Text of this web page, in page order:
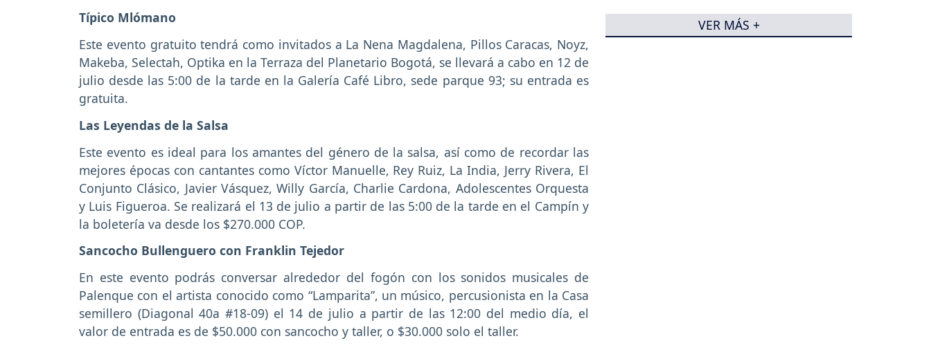
Típico Mlómano
Este evento gratuito tendrá como invitados a La Nena Magdalena, Pillos Caracas, Noyz,
Makeba, Selectah, Optika en la Terraza del Planetario Bogotá, se llevará a cabo en 12 de
julio desde las 5:00 de la tarde en la Galería Café Libro, sede parque 93; su entrada es
gratuita.
Las Leyendas de la Salsa
Este evento es ideal para los amantes del género de la salsa, así como de recordar las
mejores épocas con cantantes como Víctor Manuelle, Rey Ruiz, La India, Jerry Rivera, El
Conjunto Clásico, Javier Vásquez, Willy García, Charlie Cardona, Adolescentes Orquesta
y Luis Figueroa. Se realizará el 13 de julio a partir de las 5:00 de la tarde en el Campín y
la boletería va desde los $270.000 COP.
Sancocho Bullenguero con Franklin Tejedor
En este evento podrás conversar alrededor del fogón con los sonidos musicales de
Palenque con el artista conocido como “Lamparita”, un músico, percusionista en la Casa
semillero (Diagonal 40a #18-09) el 14 de julio a partir de las 12:00 del medio día, el
valor de entrada es de $50.000 con sancocho y taller, o $30.000 solo el taller.
VER MÁS +